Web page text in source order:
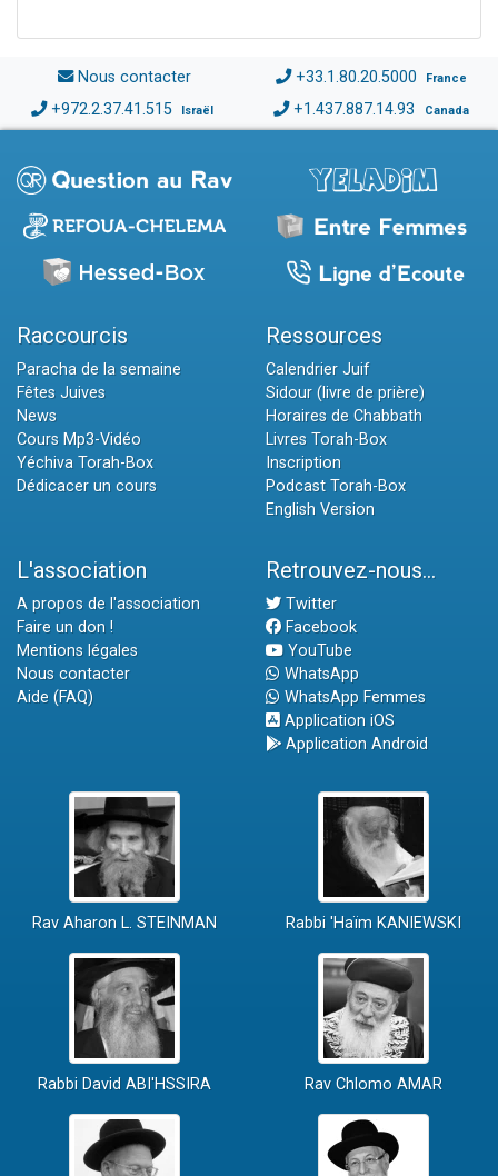
Nous contacter +33.1.80.20.5000 France
+972.2.37.41.515 Israël +1.437.887.14.93 Canada
Raccourcis
Paracha de la semaine
Fêtes Juives
News
Cours Mp3-Vidéo
Yéchiva Torah-Box
Dédicacer un cours
Ressources
Calendrier Juif
Sidour (livre de prière)
Horaires de Chabbath
Livres Torah-Box
Inscription
Podcast Torah-Box
English Version
L'association
A propos de l'association
Faire un don !
Mentions légales
Nous contacter
Aide (FAQ)
Retrouvez-nous...
Twitter
Facebook
YouTube
WhatsApp
WhatsApp Femmes
Application iOS
Application Android
Rav Aharon L. STEINMAN Rabbi 'Haïm KANIEWSKI
Rabbi David ABI'HSSIRA Rav Chlomo AMAR